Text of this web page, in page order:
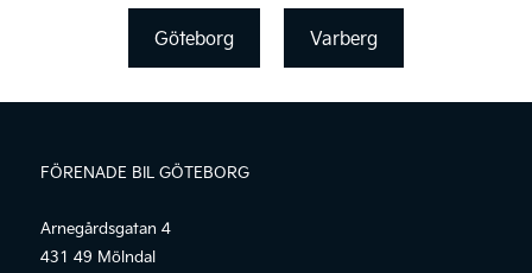
Göteborg Varberg
FÖRENADE BIL GÖTEBORG
Arnegårdsgatan 4
431 49 Mölndal